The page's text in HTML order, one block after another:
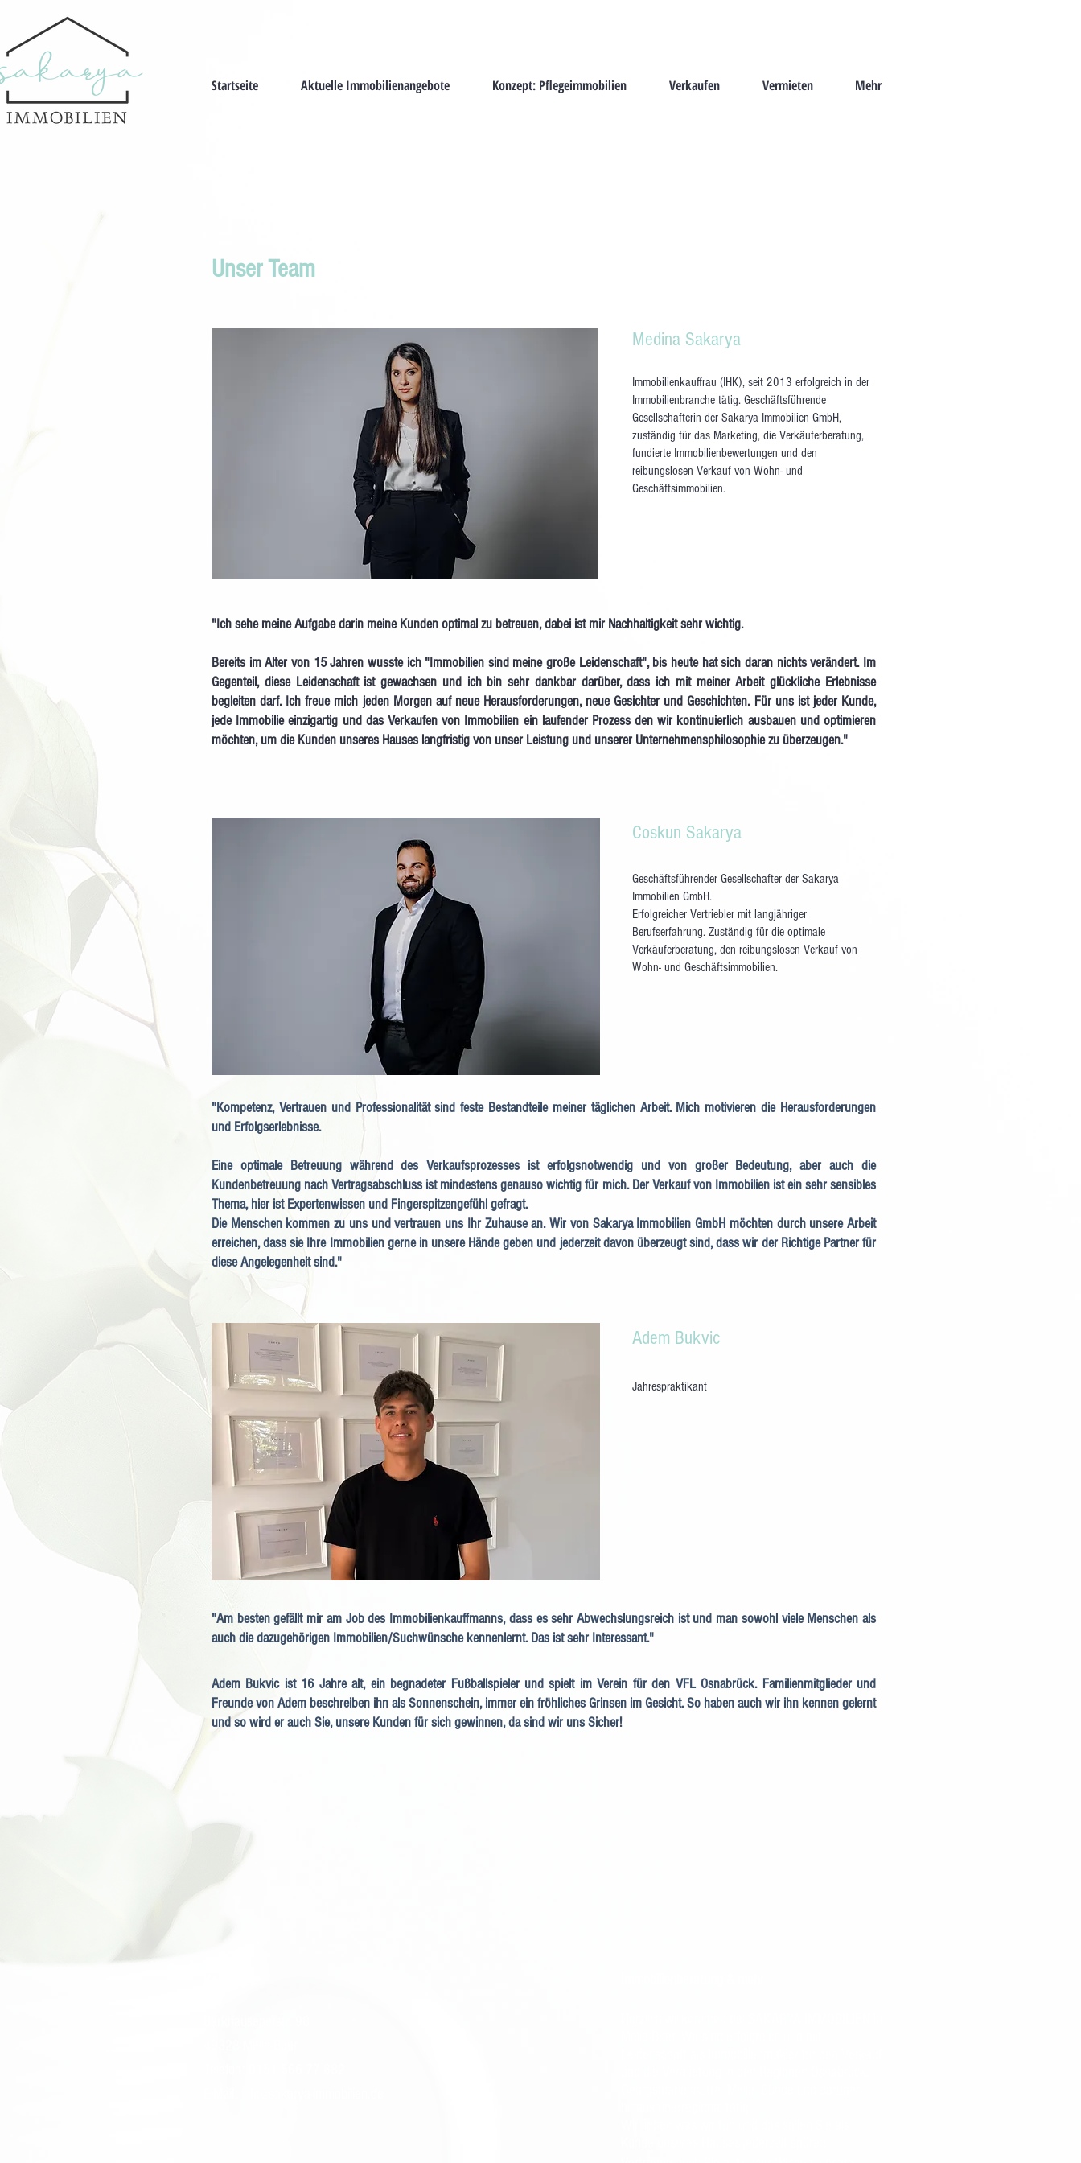
Startseite Aktuelle Immobilienangebote Konzept: Pflegeimmobilien Verkaufen Vermieten Mehr
Unser Team
Medina Sakarya
Immobilienkauffrau (IHK), seit 2013 erfolgreich in der
Immobilienbranche tätig. Geschäftsführende
Gesellschafterin der Sakarya Immobilien GmbH,
zuständig für das Marketing, die Verkäuferberatung,
fundierte Immobilienbewertungen und den
reibungslosen Verkauf von Wohn- und
Geschäftsimmobilien.
"Ich sehe meine Aufgabe darin meine Kunden optimal zu betreuen, dabei ist mir Nachhaltigkeit sehr wichtig.
Bereits im Alter von 15 Jahren wusste ich "Immobilien sind meine große Leidenschaft", bis heute hat sich daran nichts verändert. Im
Gegenteil, diese Leidenschaft ist gewachsen und ich bin sehr dankbar darüber, dass ich mit meiner Arbeit glückliche Erlebnisse
begleiten darf. Ich freue mich jeden Morgen auf neue Herausforderungen, neue Gesichter und Geschichten. Für uns ist jeder Kunde,
jede Immobilie einzigartig und das Verkaufen von Immobilien ein laufender Prozess den wir kontinuierlich ausbauen und optimieren
möchten, um die Kunden unseres Hauses langfristig von unser Leistung und unserer Unternehmensphilosophie zu überzeugen."
Coskun Sakarya
Geschäftsführender Gesellschafter der Sakarya
Immobilien GmbH.
Erfolgreicher Vertriebler mit langjähriger
Berufserfahrung. Zuständig für die optimale
Verkäuferberatung, den reibungslosen Verkauf von
Wohn- und Geschäftsimmobilien.
"Kompetenz, Vertrauen und Professionalität sind feste Bestandteile meiner täglichen Arbeit. Mich motivieren die Herausforderungen
und Erfolgserlebnisse.
Eine optimale Betreuung während des Verkaufsprozesses ist erfolgsnotwendig und von großer Bedeutung, aber auch die
Kundenbetreuung nach Vertragsabschluss ist mindestens genauso wichtig für mich. Der Verkauf von Immobilien ist ein sehr sensibles
Thema, hier ist Expertenwissen und Fingerspitzengefühl gefragt.
Die Menschen kommen zu uns und vertrauen uns Ihr Zuhause an. Wir von Sakarya Immobilien GmbH möchten durch unsere Arbeit
erreichen, dass sie Ihre Immobilien gerne in unsere Hände geben und jederzeit davon überzeugt sind, dass wir der Richtige Partner für
diese Angelegenheit sind."
Adem Bukvic
Jahrespraktikant
"Am besten gefällt mir am Job des Immobilienkauffmanns, dass es sehr Abwechslungsreich ist und man sowohl viele Menschen als
auch die dazugehörigen Immobilien/Suchwünsche kennenlernt. Das ist sehr Interessant."
Adem Bukvic ist 16 Jahre alt, ein begnadeter Fußballspieler und spielt im Verein für den VFL Osnabrück. Familienmitglieder und
Freunde von Adem beschreiben ihn als Sonnenschein, immer ein fröhliches Grinsen im Gesicht. So haben auch wir ihn kennen gelernt
und so wird er auch Sie, unsere Kunden für sich gewinnen, da sind wir uns Sicher!